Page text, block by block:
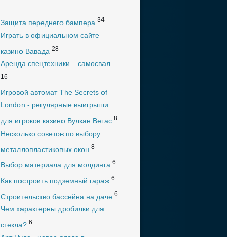
Защита переднего бампера 34
Играть в официальном сайте
казино Вавада 28
Аренда спецтехники – самосвал
16
Игровой автомат The Secrets of
London - регулярные выигрыши
для игроков казино Вулкан Вегас 8
Несколько советов по выбору
металлопластиковых окон 8
Выбор материала для молдинга 6
Как построить подземный гараж 6
Строительство бассейна на даче 6
Чем характерны дробилки для
стекла? 6